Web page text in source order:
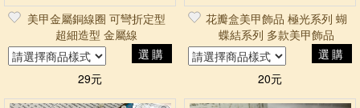
美甲金屬銅線圈 可彎折定型
超細造型 金屬線
選購
29元
花瓣盒美甲飾品 極光系列 蝴
蝶結系列 多款美甲飾品
選購
20元